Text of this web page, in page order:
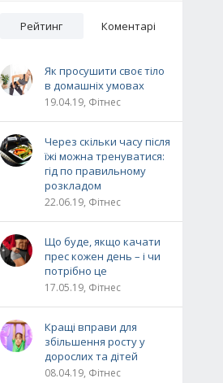
Рейтинг Коментарі
Як просушити своє тіло
в домашніх умовах
19.04.19, Фітнес
Через скільки часу після
їжі можна тренуватися:
гід по правильному
розкладом
22.06.19, Фітнес
Що буде, якщо качати
прес кожен день – і чи
потрібно це
17.05.19, Фітнес
Кращі вправи для
збільшення росту у
дорослих та дітей
08.04.19, Фітнес